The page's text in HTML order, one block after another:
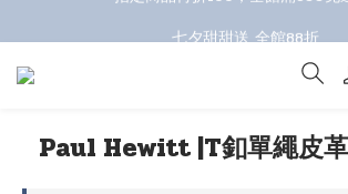
七夕甜甜送 全館88折
Paul Hewitt |T釦單繩皮